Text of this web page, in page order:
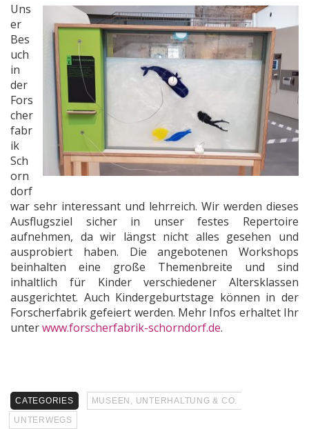
Uns
er
Bes
uch
in
der
Fors
cher
fabr
ik
Sch
orn
dorf
war sehr interessant und lehrreich. Wir werden dieses
Ausflugsziel sicher in unser festes Repertoire
aufnehmen, da wir längst nicht alles gesehen und
ausprobiert haben. Die angebotenen Workshops
beinhalten eine große Themenbreite und sind
inhaltlich für Kinder verschiedener Altersklassen
ausgerichtet. Auch Kindergeburtstage können in der
Forscherfabrik gefeiert werden. Mehr Infos erhaltet Ihr
unterwww.forscherfabrik-schorndorf.de.
CATEGORIES
MUSEEN, UNTERHALTUNG & CO.
UNTERWEGS